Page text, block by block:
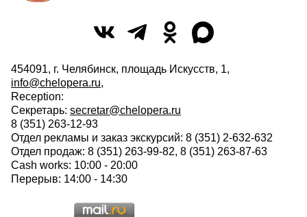
454091, г. Челябинск, площадь Искусств, 1,
info@chelopera.ru,
Reception:
Секретарь: secretar@chelopera.ru
8 (351) 263-12-93
Отдел рекламы и заказ экскурсий: 8 (351) 2-632-632
Отдел продаж: 8 (351) 263-99-82, 8 (351) 263-87-63
Cash works: 10:00 - 20:00
Перерыв: 14:00 - 14:30